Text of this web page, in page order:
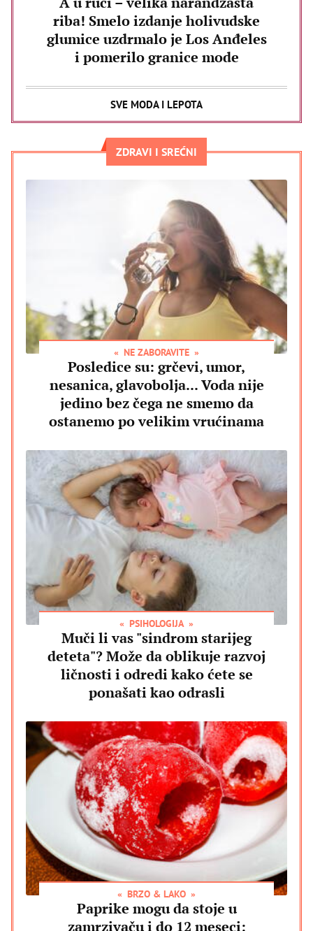
riba! Smelo izdanje holivudske
glumice uzdrmalo je Los Anđeles
i pomerilo granice mode
SVE MODA I LEPOTA
ZDRAVI I SREĆNI
NE ZABORAVITE
Posledice su: grčevi, umor,
nesanica, glavobolja... Voda nije
jedino bez čega ne smemo da
ostanemo po velikim vrućinama
PSIHOLOGIJA
Muči li vas "sindrom starijeg
deteta"? Može da oblikuje razvoj
ličnosti i odredi kako ćete se
ponašati kao odrasli
BRZO & LAKO
Paprike mogu da stoje u
zamrzivaču i do 12 meseci: